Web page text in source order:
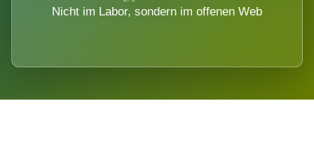
Nicht im Labor, sondern im offenen Web